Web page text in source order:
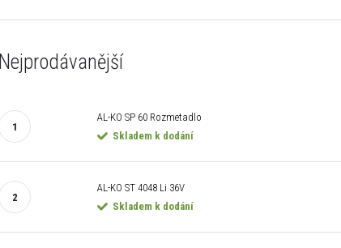
Nejprodávanější
AL-KO SP 60 Rozmetadlo
Skladem k dodání
AL-KO ST 4048 Li 36V
Skladem k dodání